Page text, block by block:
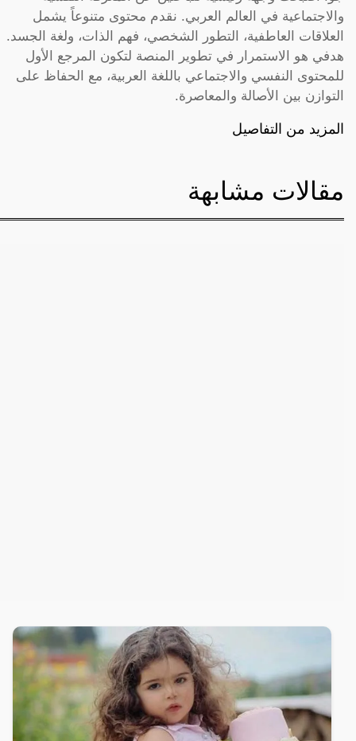
والاجتماعية في العالم العربي. نقدم محتوى متنوعاً يشمل
العلاقات العاطفية، التطور الشخصي، فهم الذات، ولغة الجسد.
هدفي هو الاستمرار في تطوير المنصة لتكون المرجع الأول
للمحتوى النفسي والاجتماعي باللغة العربية، مع الحفاظ على
التوازن بين الأصالة والمعاصرة.
المزيد من التفاصيل
مقالات مشابهة